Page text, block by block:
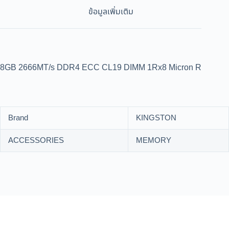
ข้อมูลเพิ่มเติม
8GB 2666MT/s DDR4 ECC CL19 DIMM 1Rx8 Micron R
Brand
KINGSTON
ACCESSORIES
MEMORY